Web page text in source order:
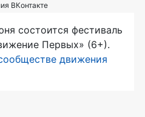
ВКонтакте
состоится фестиваль
Первых» (6+).
движения